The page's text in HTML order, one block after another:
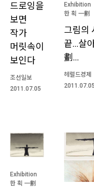
드로잉을
보면
작가
머릿속이
보인다
조선일보
2011.07.05
Exhibition
한 획 一劃
그림의
끝…살
劃…
헤럴드경제
Exhibition
한 획 一劃